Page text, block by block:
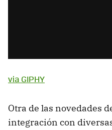
via GIPHY
Otra de las novedades
integración con